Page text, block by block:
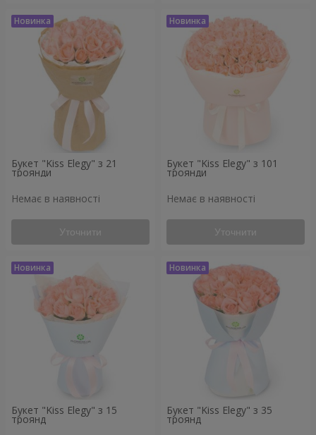
Букет "Kiss Elegy" з 21
троянди
Немає в наявності
Уточнити
Букет "Kiss Elegy" з 101
троянди
Немає в наявності
Уточнити
Букет "Kiss Elegy" з 15
троянд
Букет "Kiss Elegy" з 35
троянд